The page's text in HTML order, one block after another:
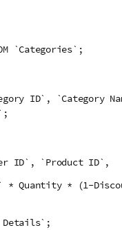
`Categories`;
ID`, `Category
ID`, `Product ID`,
* Quantity * (1-
Details`;